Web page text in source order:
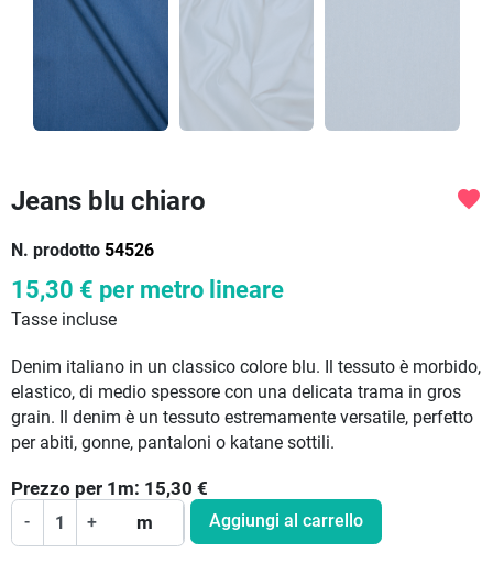
Jeans blu chiaro
N. prodotto 54526
favorite
15,30 € per metro lineare
Tasse incluse
Denim italiano in un classico colore blu. Il tessuto è morbido,
elastico, di medio spessore con una delicata trama in gros
grain. Il denim è un tessuto estremamente versatile, perfetto
per abiti, gonne, pantaloni o katane sottili.
Prezzo per 1 m: 15,30 €
- + m Aggiungi al carrello